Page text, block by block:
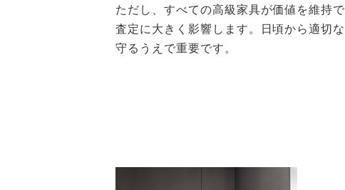
ただし、すべての高級家具が価値を維持
査定に大きく影響します。日頃から適切
守るうえで重要です。